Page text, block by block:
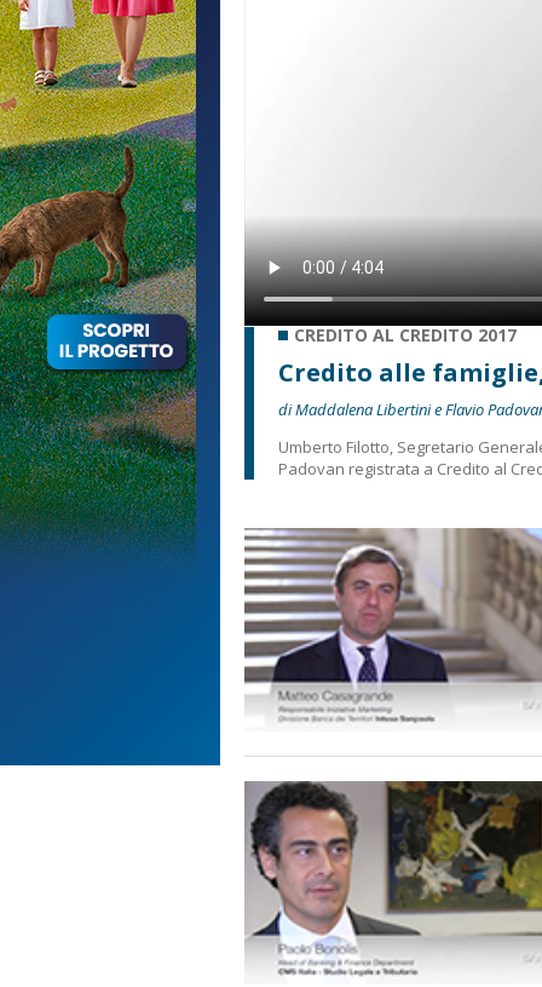
CREDITO AL CREDITO 2017
Credito alle
di Maddalena Libertini e Flavio
Umberto Filotto, Segretario
Padovan registrata a Credito al